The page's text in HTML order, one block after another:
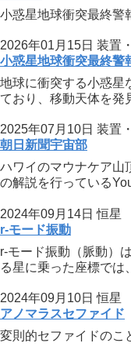
小惑星地球衝突最終警
2026年01月15日 装置
小惑星地球衝突最終警
地球に衝突する小惑星
ており、移動天体を
2025年07月10日 装置
朝日新聞宇宙部
ハワイのマウナケア山
の解説を行っている
2024年09月14日 恒星
r-モード振動
r-モード振動（脈動）
る星に乗った座標で
2024年09月10日 恒星
アノマラスセファイド
変則的セファイドのこ